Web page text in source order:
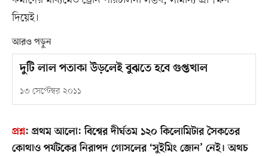
দিয়েই।
আরও পড়ুন
দুটি লাল পতাকা উড়লেই বুঝতে হবে গুপ্তখাল
১৩ সেপ্টেম্বর ২০১১
প্রশ্ন: প্রথম আলো: বিশ্বের দীর্ঘতম ১২০ কিলোমিটার সৈকতের
কোথাও পর্যটকের নিরাপদ গোসলের ‘সুইমিং জোন’ নেই। অথচ